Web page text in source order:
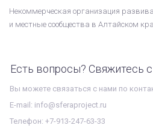
Некоммерческая организация
и местные сообщества в Алтайском
Есть вопросы? Свяжитесь
Вы можете связаться с нами по
E-mail: info@sferaproject.ru
Телефон: +7-913-247-63-33